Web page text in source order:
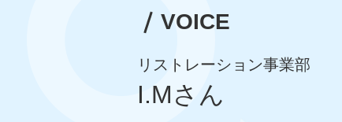
VOICE
リストレーション事業部
I.Mさん